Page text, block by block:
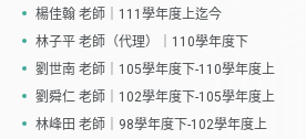
楊佳翰 老師｜111學年度上迄今
林子平 老師（代理）｜110學年度下
劉世南 老師｜105學年度下-110學年度上
劉舜仁 老師｜102學年度下-105學年度上
林峰田 老師｜98學年度下-102學年度上